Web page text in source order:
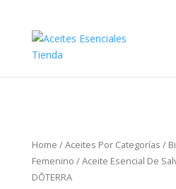
Home /Aceites Por Categorías /
Femenino / Aceite Esencial De
DŌTERRA